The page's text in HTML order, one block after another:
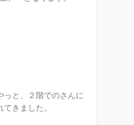
っと、２階でのさんに
きました。